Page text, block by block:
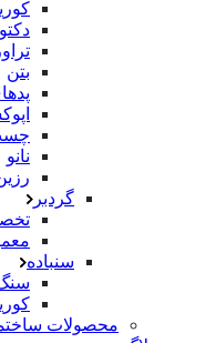
بتن
نانو
گردبر
سنباده
محصولات